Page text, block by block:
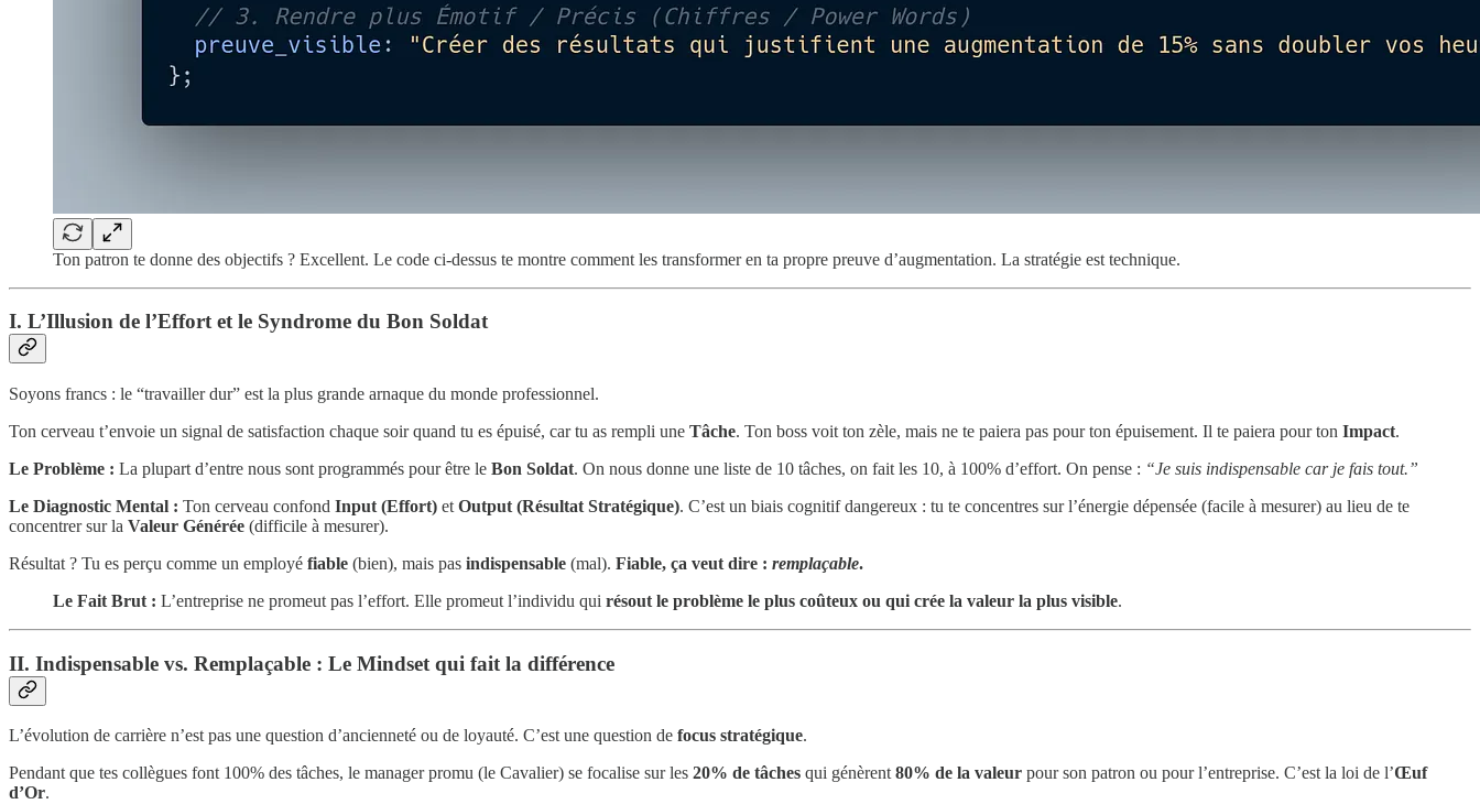
Ton patron te donne des objectifs ? Excellent. Le code ci-dessus te montre comment les transformer en ta propre preuve d’augmentation. La stratégie est technique.
I. L’Illusion de l’Effort et le Syndrome du Bon Soldat
Soyons francs : le “travailler dur” est la plus grande arnaque du monde professionnel.
Ton cerveau t’envoie un signal de satisfaction chaque soir quand tu es épuisé, car tu as rempli une Tâche. Ton boss voit ton zèle, mais ne te paiera pas pour ton épuisement. Il te paiera pour ton Impact.
Le Problème : La plupart d’entre nous sont programmés pour être le Bon Soldat. On nous donne une liste de 10 tâches, on fait les 10, à 100% d’effort. On pense : “Je suis indispensable car je fais tout.”
Le Diagnostic Mental : Ton cerveau confond Input (Effort) et Output (Résultat Stratégique). C’est un biais cognitif dangereux : tu te concentres sur l’énergie dépensée (facile à mesurer) au lieu de te
concentrer sur la Valeur Générée (difficile à mesurer).
Résultat ? Tu es perçu comme un employé fiable (bien), mais pas indispensable (mal). Fiable, ça veut dire : remplaçable.
Le Fait Brut : L’entreprise ne promeut pas l’effort. Elle promeut l’individu qui résout le problème le plus coûteux ou qui crée la valeur la plus visible.
II. Indispensable vs. Remplaçable : Le Mindset qui fait la différence
L’évolution de carrière n’est pas une question d’ancienneté ou de loyauté. C’est une question de focus stratégique.
Pendant que tes collègues font 100% des tâches, le manager promu (le Cavalier) se focalise sur les 20% de tâches qui génèrent80% de la valeur pour son patron ou pour l’entreprise. C’est la loi de l’Œuf
d’Or.